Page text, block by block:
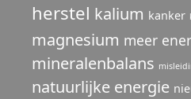
herstel kalium kanker
magnesium meer
mineralenbalans
natuurlijke energie